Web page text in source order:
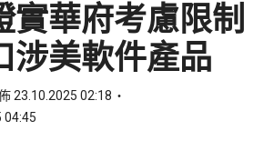
實華府考慮限制
涉美軟件產品
23.10.2025 02:18
04:45